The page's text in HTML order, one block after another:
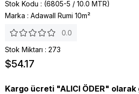
Stok Kodu
(6805-5 / 10.0 MTR)
Marka : Adawall Rumi 10m²
0.0
Stok Miktarı : 273
$54.17
Kargo ücreti "ALICI ÖDER"